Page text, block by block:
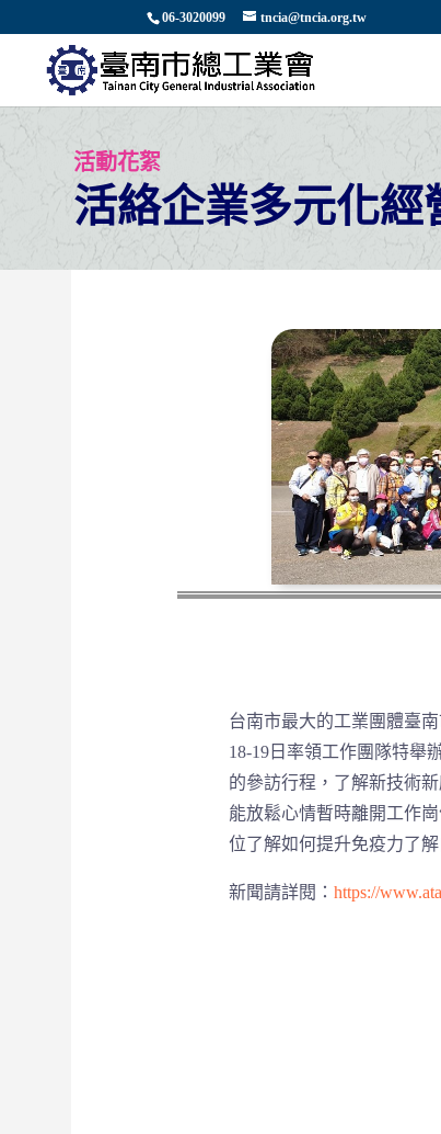
06-3020099 tncia@tncia.org.tw
活動花絮
活絡企業多元化
台南市最大的工業團體臺
18-19日率領工作團隊特舉
的參訪行程，了解新技術
能放鬆心情暫時離開工作
位了解如何提升免疫力了
新聞請詳閱：https://